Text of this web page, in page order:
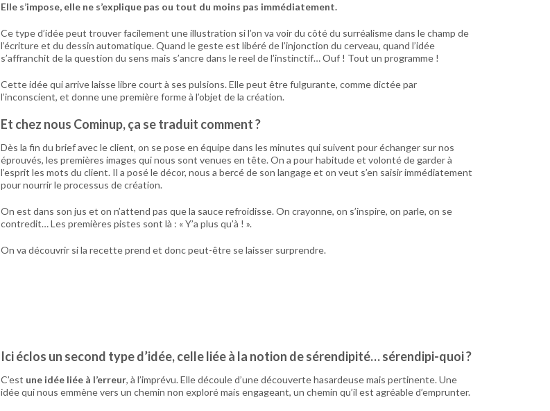
Elle s’impose, elle ne s’explique pas ou tout du moins pas immédiatement.
Ce type d’idée peut trouver facilement une illustration si l’on va voir du côté du surréalisme dans le champ de
l’écriture et du dessin automatique. Quand le geste est libéré de l’injonction du cerveau, quand l’idée
s’affranchit de la question du sens mais s’ancre dans le reel de l’instinctif… Ouf ! Tout un programme !
Cette idée qui arrive laisse libre court à ses pulsions. Elle peut être fulgurante, comme dictée par
l’inconscient, et donne une première forme à l’objet de la création.
Et chez nous Cominup, ça se traduit comment ?
Dès la fin du brief avec le client, on se pose en équipe dans les minutes qui suivent pour échanger sur nos
éprouvés, les premières images qui nous sont venues en tête. On a pour habitude et volonté de garder à
l’esprit les mots du client. Il a posé le décor, nous a bercé de son langage et on veut s’en saisir immédiatement
pour nourrir le processus de création.
On est dans son jus et on n’attend pas que la sauce refroidisse. On crayonne, on s’inspire, on parle, on se
contredit… Les premières pistes sont là : « Y’a plus qu’à ! ».
On va découvrir si la recette prend et donc peut-être se laisser surprendre.
Ici éclos un second type d’idée, celle liée à la notion de sérendipité… sérendipi-quoi ?
C’est une idée liée à l’erreur, à l’imprévu. Elle découle d’une découverte hasardeuse mais pertinente. Une
idée qui nous emmène vers un chemin non exploré mais engageant, un chemin qu’il est agréable d’emprunter.